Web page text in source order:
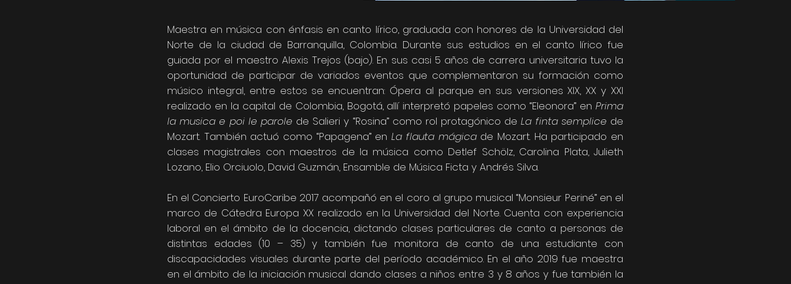
Maestra en música con énfasis en canto lírico, graduada con honores de la Universidad del
Norte de la ciudad de Barranquilla, Colombia. Durante sus estudios en el canto lírico fue
guiada por el maestro Alexis Trejos (bajo). En sus casi 5 años de carrera universitaria tuvo la
oportunidad de participar de variados eventos que complementaron su formación como
músico integral, entre estos se encuentran: Ópera al parque en sus versiones XIX, XX y XXI
realizado en la capital de Colombia, Bogotá, allí interpretó papeles como “Eleonora” en Prima
la musica e poi le parole de Salieri y “Rosina” como rol protagónico deLa finta semplice de
Mozart. También actuó como “Papagena” enLa flauta mágica de Mozart. Ha participado en
clases magistrales con maestros de la música como Detlef Schölz, Carolina Plata, Julieth
Lozano, Elio Orciuolo, David Guzmán, Ensamble de Música Ficta y Andrés Silva.
En el Concierto EuroCaribe 2017 acompañó en el coro al grupo musical “Monsieur Periné” en el
marco de Cátedra Europa XX realizado en la Universidad del Norte. Cuenta con experiencia
laboral en el ámbito de la docencia, dictando clases particulares de canto a personas de
distintas edades (10 – 35) y también fue monitora de canto de una estudiante con
discapacidades visuales durante parte del período académico. En el año 2019 fue maestra
en el ámbito de la iniciación musical dando clases a niños entre 3 y 8 años y fue también la